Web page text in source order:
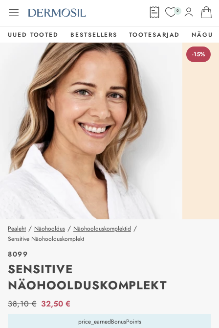
0
UUED TOOTED BESTSELLERS TOOTESARJAD NÄGU
-15%
Pealeht / Näohooldus / Näohoolduskomplektid /
Sensitive Näohoolduskomplekt
8099
SENSITIVE
NÄOHOOLDUSKOMPLEKT
price_label
38,10 € 32,50 €
price_earnedBonusPoints